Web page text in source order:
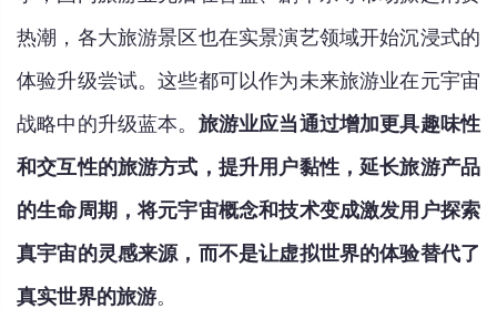
热潮，各大旅游景区也在实景演艺领域开始沉浸式的
体验升级尝试。这些都可以作为未来旅游业在元宇宙
战略中的升级蓝本。 旅游业应当通过增加更具趣味性
和交互性的旅游方式，提升用户黏性，延长旅游产品
的生命周期，将元宇宙概念和技术变成激发用户探索
真宇宙的灵感来源，而不是让虚拟世界的体验替代了
真实世界的旅游。